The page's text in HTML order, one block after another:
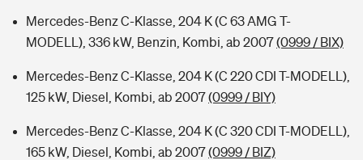
Mercedes-Benz C-Klasse, 204 K (C 63 AMG T-
MODELL), 336 kW, Benzin, Kombi, ab 2007(0999 / BIX)
Mercedes-Benz C-Klasse, 204 K (C 220 CDI T-MODELL),
125 kW, Diesel, Kombi, ab 2007(0999 / BIY)
Mercedes-Benz C-Klasse, 204 K (C 320 CDI T-MODELL),
165 kW, Diesel, Kombi, ab 2007(0999 / BIZ)